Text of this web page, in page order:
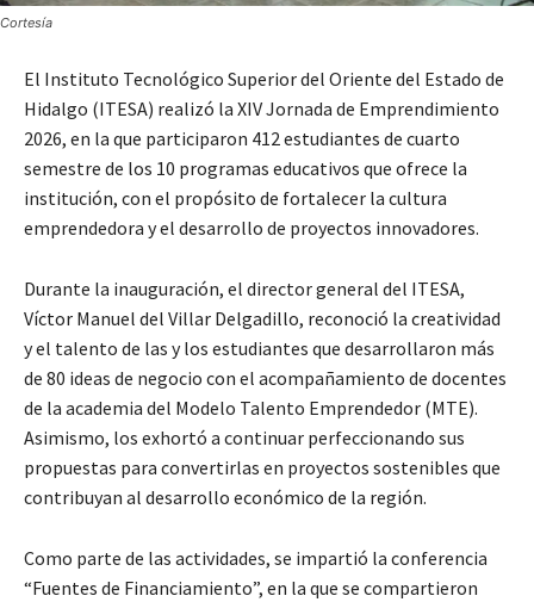
Cortesía
El Instituto Tecnológico Superior del Oriente del Estado de
Hidalgo (ITESA) realizó la XIV Jornada de Emprendimiento
2026, en la que participaron 412 estudiantes de cuarto
semestre de los 10 programas educativos que ofrece la
institución, con el propósito de fortalecer la cultura
emprendedora y el desarrollo de proyectos innovadores.
Durante la inauguración, el director general del ITESA,
Víctor Manuel del Villar Delgadillo, reconoció la creatividad
y el talento de las y los estudiantes que desarrollaron más
de 80 ideas de negocio con el acompañamiento de docentes
de la academia del Modelo Talento Emprendedor (MTE).
Asimismo, los exhortó a continuar perfeccionando sus
propuestas para convertirlas en proyectos sostenibles que
contribuyan al desarrollo económico de la región.
Como parte de las actividades, se impartió la conferencia
“Fuentes de Financiamiento”, en la que se compartieron